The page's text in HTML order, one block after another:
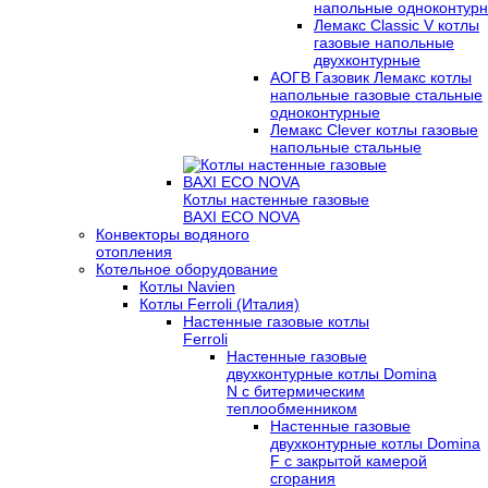
напольные
Лемакс Classic V котлы
газовые напольные
двухконтурные
АОГВ Газовик Лемакс котлы
напольные газовые стальные
одноконтурные
Лемакс Clever котлы газовые
напольные стальные
Котлы настенные газовые
BAXI ECO NOVA
Конвекторы водяного
отопления
Котельное оборудование
Котлы Navien
Котлы Ferroli (Италия)
Настенные газовые котлы
Ferroli
Настенные газовые
двухконтурные котлы Domina
N с битермическим
теплообменником
Настенные газовые
двухконтурные котлы Domina
F с закрытой камерой
сгорания